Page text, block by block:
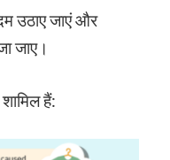
उठाए जाएं और
जाए।
हैं: